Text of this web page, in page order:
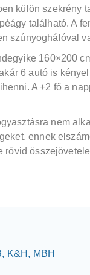
külön szekrény
található. A
szúnyoghálóval
160×200
6 autó is
A +2 fő a
nem
ennek
K&H, MBH